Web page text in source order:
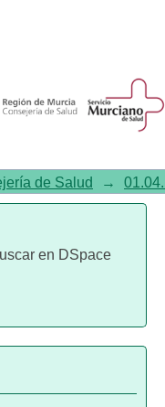
clínica por
de Salud →
en DSpace